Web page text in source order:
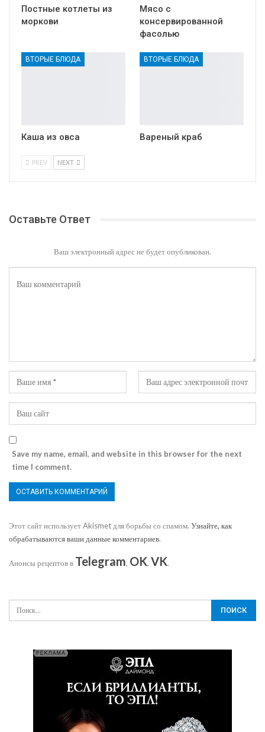
Постные котлеты из
моркови
Мясо с
консервированной
фасолью
ВТОРЫЕ БЛЮДА
Каша из овса
ВТОРЫЕ БЛЮДА
Вареный краб
PREV NEXT
Оставьте Ответ
Ваш электронный адрес не будет опубликован.
Save my name, email, and website in this browser for the next
time I comment.
Этот сайт использует Akismet для борьбы со спамом. Узнайте, как
обрабатываются ваши данные комментариев.
Анонсы рецептов в Telegram, OK, VK.